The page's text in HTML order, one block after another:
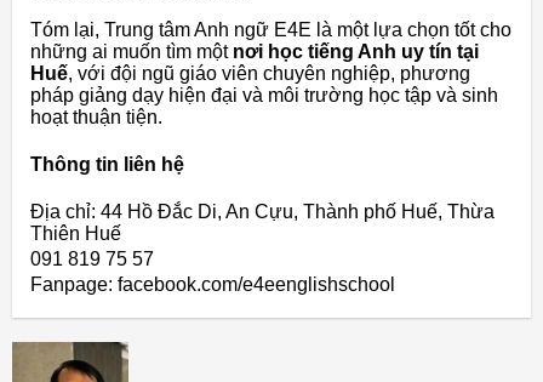
Tóm lại, Trung tâm Anh ngữ E4E là một lựa chọn tốt cho
những ai muốn tìm mộtnơi học tiếng Anh uy tín tại
Huế, với đội ngũ giáo viên chuyên nghiệp, phương
pháp giảng dạy hiện đại và môi trường học tập và sinh
hoạt thuận tiện.
Thông tin liên hệ
Địa chỉ: 44 Hồ Đắc Di, An Cựu, Thành phố Huế, Thừa
Thiên Huế
091 819 75 57
Fanpage: facebook.com/e4eenglishschool